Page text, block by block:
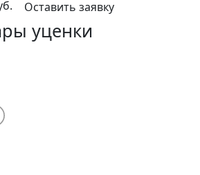
Оставить заявку
уценки